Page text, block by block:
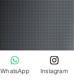
WhatsApp Instagram